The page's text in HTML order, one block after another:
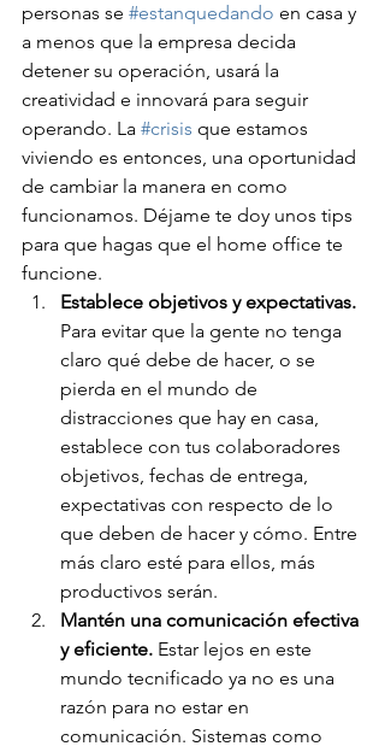
personas se #estanquedando en casa y
a menos que la empresa decida
detener su operación, usará la
creatividad e innovará para seguir
operando. La #crisis que estamos
viviendo es entonces, una oportunidad
de cambiar la manera en como
funcionamos. Déjame te doy unos tips
para que hagas que el home office te
funcione.
Establece objetivos y expectativas.
Para evitar que la gente no tenga
claro qué debe de hacer, o se
pierda en el mundo de
distracciones que hay en casa,
establece con tus colaboradores
objetivos, fechas de entrega,
expectativas con respecto de lo
que deben de hacer y cómo. Entre
más claro esté para ellos, más
productivos serán.
Mantén una comunicación efectiva
y eficiente. Estar lejos en este
mundo tecnificado ya no es una
razón para no estar en
comunicación. Sistemas como